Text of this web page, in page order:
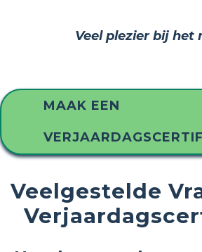
Veel plezier bij het
MAAK EEN
Veelgestelde